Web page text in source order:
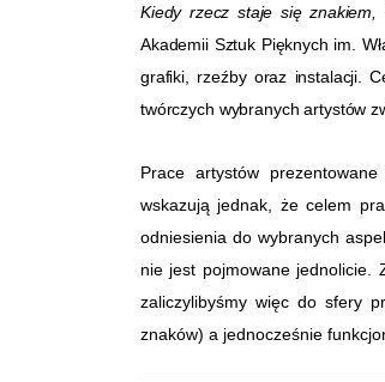
Kiedy rzecz staje się
Akademii Sztuk Pięknych im.
grafiki, rzeźby oraz instalacji.
twórczych wybranych artystów
Prace artystów
wskazują jednak, że celem
odniesienia do wybranych
nie jest pojmowane jednolicie.
zaliczylibyśmy więc do sfery
znaków) a jednocześnie